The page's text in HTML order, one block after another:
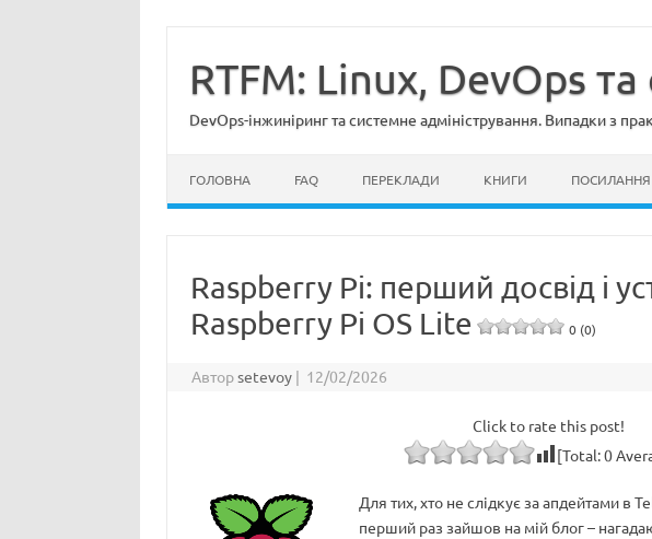
вмістуRTFM: Linux, DevOps
DevOps-інжиніринг та системне адміністрування. Випадки з
ГОЛОВНА FAQ ПЕРЕКЛАДИ КНИГИ ПОСИЛАННЯ
Raspberry Pi: перший досвід і
Raspberry Pi OS Lite
0 (0)
Авторsetevoy | 12/02/2026
Click to rate this post!
[Total:0
Для тих, хто не слідкує за апдейтами в
перший раз зайшов на мій блог –